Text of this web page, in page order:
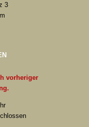
3
vorheriger